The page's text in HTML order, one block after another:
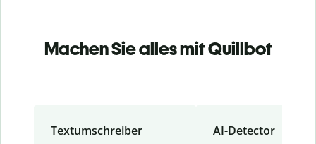
Machen Sie alles mit Quillbot
Textumschreiber AI-Detector